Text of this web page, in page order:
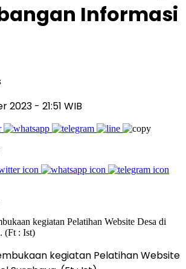
Informasi
2023 - 21:51 WIB
kegiatan Pelatihan Website